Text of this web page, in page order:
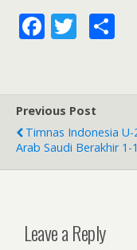
F
b
o
o
k
T
er
Previous Post
Timnas Indonesia U-
Arab Saudi Berakhir 1-1
Leave a Reply